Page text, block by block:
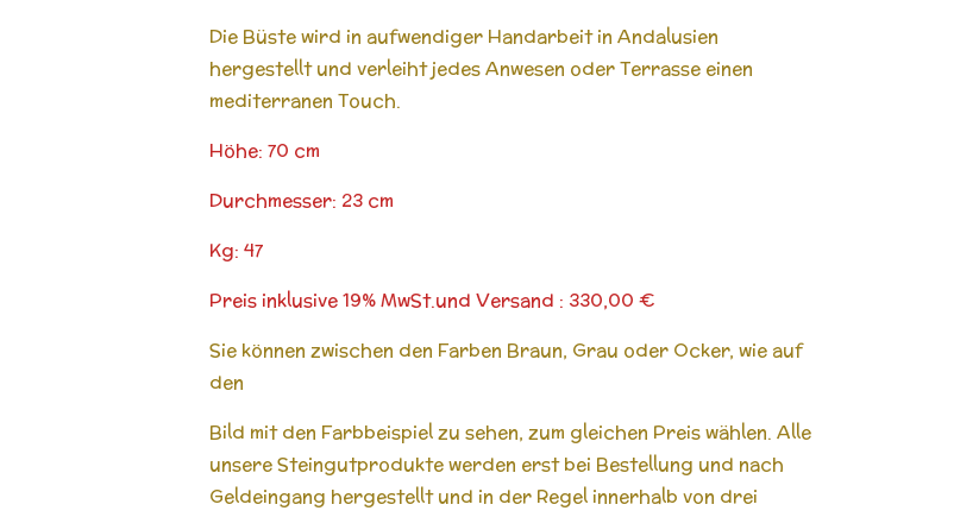
Die Büste wird in aufwendiger Handarbeit in Andalusien
hergestellt und verleiht jedes Anwesen oder Terrasse einen
mediterranen Touch.
Höhe: 70 cm
Durchmesser: 23 cm
Kg: 47
Preis inklusive 19% MwSt.und Versand : 330,00 €
Sie können zwischen den Farben Braun, Grau oder Ocker, wie auf
den
Bild mit den Farbbeispiel zu sehen, zum gleichen Preis wählen. Alle
unsere Steingutprodukte werden erst bei Bestellung und nach
Geldeingang hergestellt und in der Regel innerhalb von drei